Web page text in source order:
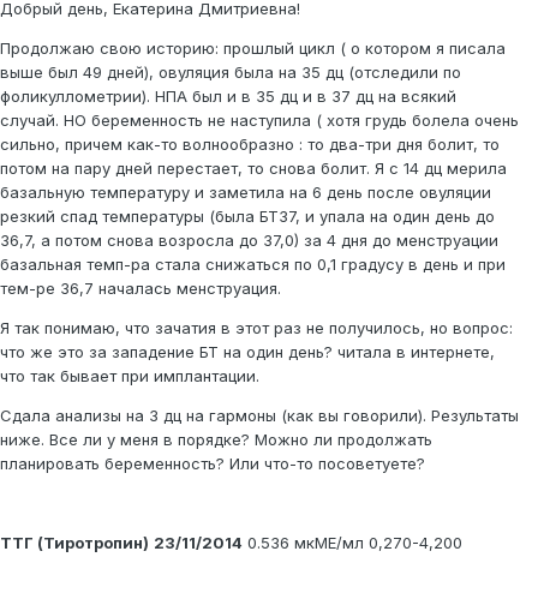
Добрый день, Екатерина Дмитриевна!
Продолжаю свою историю: прошлый цикл ( о котором я писала
выше был 49 дней), овуляция была на 35 дц (отследили по
фоликуллометрии). НПА был и в 35 дц и в 37 дц на всякий
случай. НО беременность не наступила ( хотя грудь болела очень
сильно, причем как-то волнообразно : то два-три дня болит, то
потом на пару дней перестает, то снова болит. Я с 14 дц мерила
базальную температуру и заметила на 6 день после овуляции
резкий спад температуры (была БТ37, и упала на один день до
36,7, а потом снова возросла до 37,0) за 4 дня до менструации
базальная темп-ра стала снижаться по 0,1 градусу в день и при
тем-ре 36,7 началась менструация.
Я так понимаю, что зачатия в этот раз не получилось, но вопрос:
что же это за западение БТ на один день? читала в интернете,
что так бывает при имплантации.
Сдала анализы на 3 дц на гармоны (как вы говорили). Результаты
ниже. Все ли у меня в порядке? Можно ли продолжать
планировать беременность? Или что-то посоветуете?
ТТГ (Тиротропин) 23/11/2014 0.536 мкМЕ/мл 0,270-4,200